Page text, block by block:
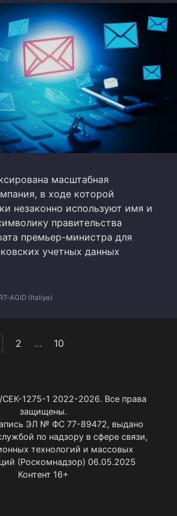
масштабная
в ходе которой
незаконно используют имя и
правительства
премьер-министра для
учетных данных
AGID (Italiya)
2 … 10
1275-1 2022-2026. Все права
защищены.
ЭЛ № ФС 77-89472, выдано
по надзору в сфере связи,
технологий и массовых
(Роскомнадзор) 06.05.2025
Контент 16+